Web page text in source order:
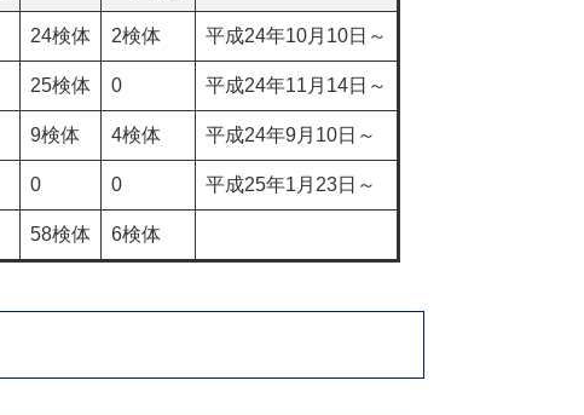
24検体 2検体 平成24年10月10日～
25検体 0 平成24年11月14日～
9検体 4検体 平成24年9月10日～
0 0 平成25年1月23日～
58検体 6検体